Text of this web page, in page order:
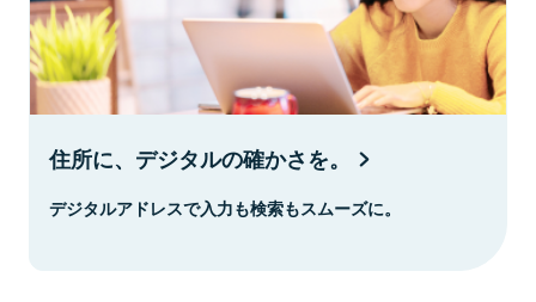
住所に、デジタルの確かさを。
デジタルアドレスで入力も検索もスムーズに。